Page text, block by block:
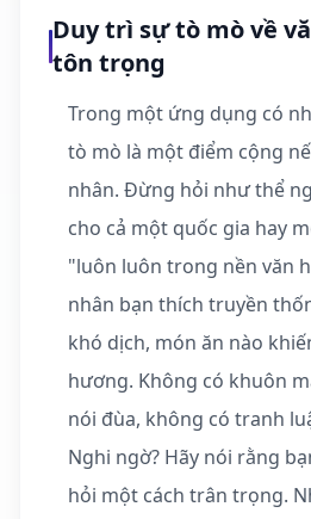
Duy trì sự tò mò về
tôn trọng
Trong một ứng dụng có
tò mò là một điểm cộng
nhân. Đừng hỏi như thể
cho cả một quốc gia hay
"luôn luôn trong nền văn
nhân bạn thích truyền
khó dịch, món ăn nào
hương. Không có khuôn
nói đùa, không có tranh
Nghi ngờ? Hãy nói rằng
hỏi một cách trân trọng.